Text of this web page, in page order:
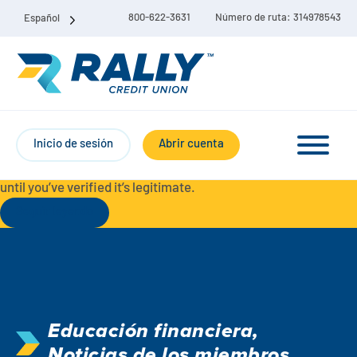
Español 800-622-3631 Número de ruta: 314978543
Inicio de sesión Abrir cuenta
Cuenta corriente Liberty
Ahorro
contact Rally Credit Union using our official phone numbers. If
you receive a letter, email, text message, or other
until you’ve verified it’s legitimate.
Educación financiera,